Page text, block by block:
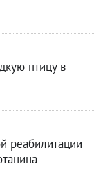
птицу в
реабилитации